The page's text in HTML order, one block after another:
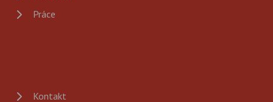
Práce
Kontakt